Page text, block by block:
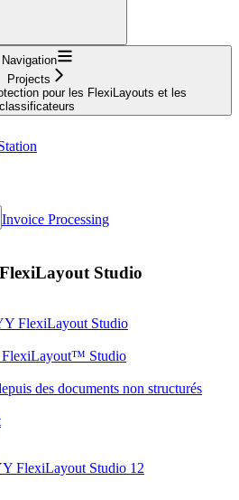
Navigation
Projects
pour les FlexiLayouts et les
classificateurs
Invoice Processing
Studio
FlexiLayout Studio
Studio
des documents non structurés
FlexiLayout Studio 12